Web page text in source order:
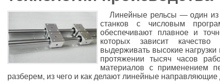
Линейные рельсы — один из
станков с числовым
обеспечивают плавное и
которых зависит
выдерживать высокие
протяжении тысяч часов
материалов с применением
разберем, из чего и как делают линейные